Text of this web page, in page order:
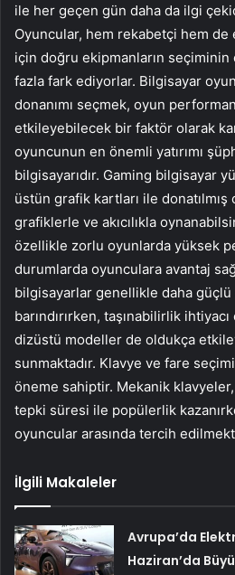
ile her geçen gün daha da ilgi
Oyuncular, hem rekabetçi hem
için doğru ekipmanların
fazla fark ediyorlar. Bilgisayar
donanımı seçmek, oyun
etkileyebilecek bir faktör olarak
oyuncunun en önemli yatırımı
bilgisayarıdır. Gaming bilgisayar
üstün grafik kartları ile donatılmış
grafiklerle ve akıcılıkla
özellikle zorlu oyunlarda yüksek
durumlarda oyunculara avantaj
bilgisayarlar genellikle daha güçlü
barındırırken, taşınabilirlik
dizüstü modeller de oldukça
sunmaktadır. Klavye ve fare
öneme sahiptir. Mekanik klavyeler,
tepki süresi ile popülerlik
oyuncular arasında tercih
İlgili Makaleler
Avrupa’da
Haziran’da